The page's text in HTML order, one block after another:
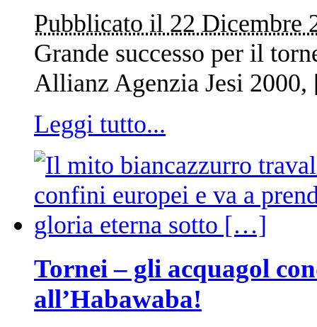
Pubblicato il 22 Dicembre
Grande successo per il
Allianz Agenzia Jesi
Leggi tutto...
Tornei – gli acquagol
all’Habawaba!